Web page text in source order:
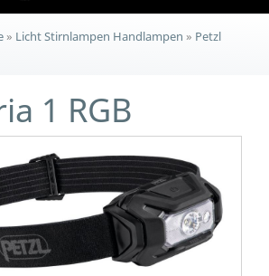
» Licht Stirnlampen Handlampen » Petzl
1 RGB